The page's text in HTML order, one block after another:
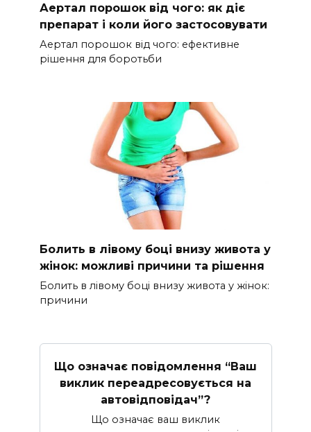
Аертал порошок від чого: як діє
препарат і коли його застосовувати
Аертал порошок від чого: ефективне
рішення для боротьби
Болить в лівому боці внизу живота у
жінок: можливі причини та рішення
Болить в лівому боці внизу живота у жінок:
причини
Що означає повідомлення “Ваш
виклик переадресовується на
автовідповідач”?
Що означає ваш виклик